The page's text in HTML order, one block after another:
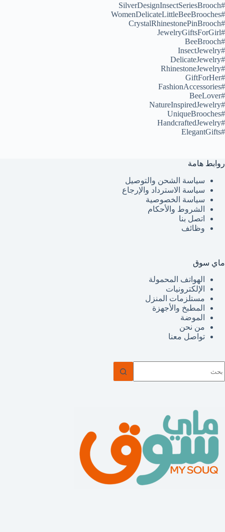
#SilverDesignInsectSeriesBrooch
#WomenDelicateLittleBeeBrooches
#CrystalRhinestonePinBrooch
#JewelryGiftsForGirl
#BeeBrooch
#InsectJewelry
#DelicateJewelry
#RhinestoneJewelry
#GiftForHer
#FashionAccessories
#BeeLover
#NatureInspiredJewelry
#UniqueBrooches
#HandcraftedJewelry
#ElegantGifts
روابط هامة
سياسة الشحن والتوصيل
سياسة الاسترداد والإرجاع
سياسة الخصوصية
الشروط والأحكام
اتصل بنا
وظائف
ماي سوق
الهواتف المحمولة
الإلكترونيات
مستلزمات المنزل
المطبخ والأجهزة
الموضة
من نحن
تواصل معنا
توجد